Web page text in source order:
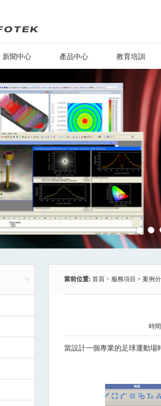
新聞中心 產品中心 教育培訓
當前位置: 首頁 > 服務項目 > 案例
時
當設計一個專業的足球運動場